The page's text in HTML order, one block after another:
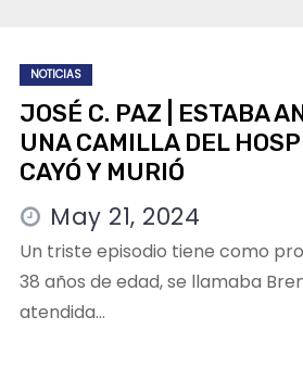
NOTICIAS
JOSÉ C. PAZ | ESTABA
UNA CAMILLA DEL
CAYÓ Y MURIÓ
May 21, 2024
Un triste episodio tiene como
38 años de edad, se llamaba
atendida…